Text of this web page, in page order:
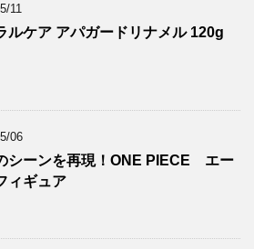
11
ルケア アパガードリナメル 120g
06
シーンを再現！ONE PIECE エー
ィギュア